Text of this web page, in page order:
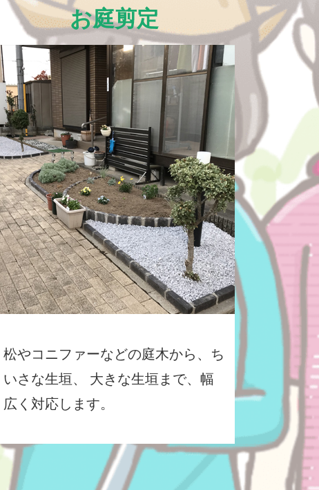
お庭剪定
松やコニファーなどの庭木から、ち
いさな生垣、 大きな生垣まで、幅
広く対応します。